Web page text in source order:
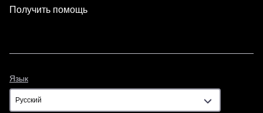
Получить помощь
Язык